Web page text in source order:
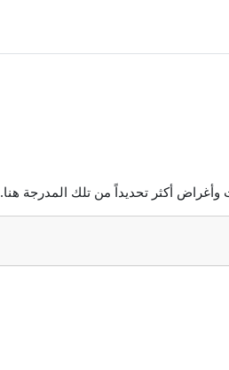
أكثر تحديداً من تلك المدرجة هنا.